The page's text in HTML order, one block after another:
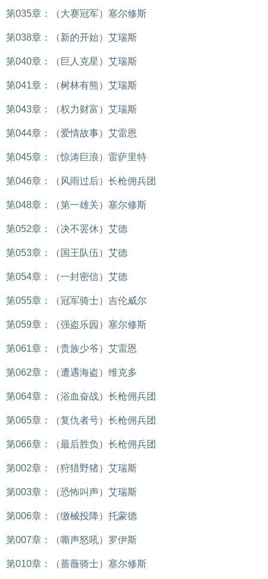
第035章：（大赛冠军）塞尔修斯
第038章：（新的开始）艾瑞斯
第040章：（巨人克星）艾瑞斯
第041章：（树林有熊）艾瑞斯
第043章：（权力财富）艾瑞斯
第044章：（爱情故事）艾雷恩
第045章：（惊涛巨浪）雷萨里特
第046章：（风雨过后）长枪佣兵团
第048章：（第一雄关）塞尔修斯
第052章：（决不罢休）艾德
第053章：（国王队伍）艾德
第054章：（一封密信）艾德
第055章：（冠军骑士）吉伦威尔
第059章：（强盗乐园）塞尔修斯
第061章：（贵族少爷）艾雷恩
第062章：（遭遇海盗）维克多
第064章：（浴血奋战）长枪佣兵团
第065章：（复仇者号）长枪佣兵团
第066章：（最后胜负）长枪佣兵团
第002章：（狩猎野猪）艾瑞斯
第003章：（恐怖叫声）艾瑞斯
第006章：（缴械投降）托蒙德
第007章：（嘶声怒吼）罗伊斯
第010章：（蔷薇骑士）塞尔修斯